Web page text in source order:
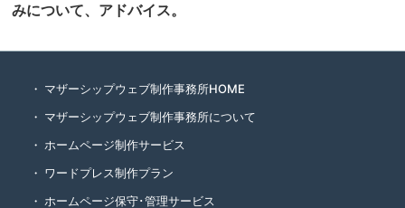
みについて、アドバイス。
マザーシップウェブ制作事務所HOME
マザーシップウェブ制作事務所について
ホームページ制作サービス
ワードプレス制作プラン
ホームページ保守･管理サービス